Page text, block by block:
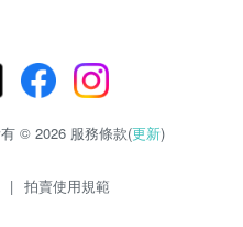
© 2026 服務條款(更新)
| 拍賣使用規範